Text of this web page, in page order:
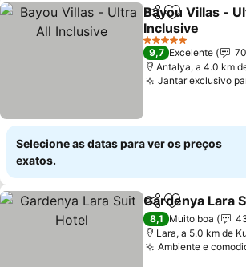
PartilharAdicionar
Bayou Villas -
Inclusive
Ver preços
5 Estrelas
9,7 Excelente
Antalya, a 4.0 km
Jantar exclusivo
Selecione as datas para ver os preços
exatos.
PartilharAdicionar
Gardenya Lara
8,1 Muito boa
Lara, a 5.0 km de
Ambiente e